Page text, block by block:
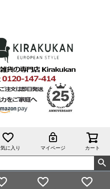
に入り マイページ カート